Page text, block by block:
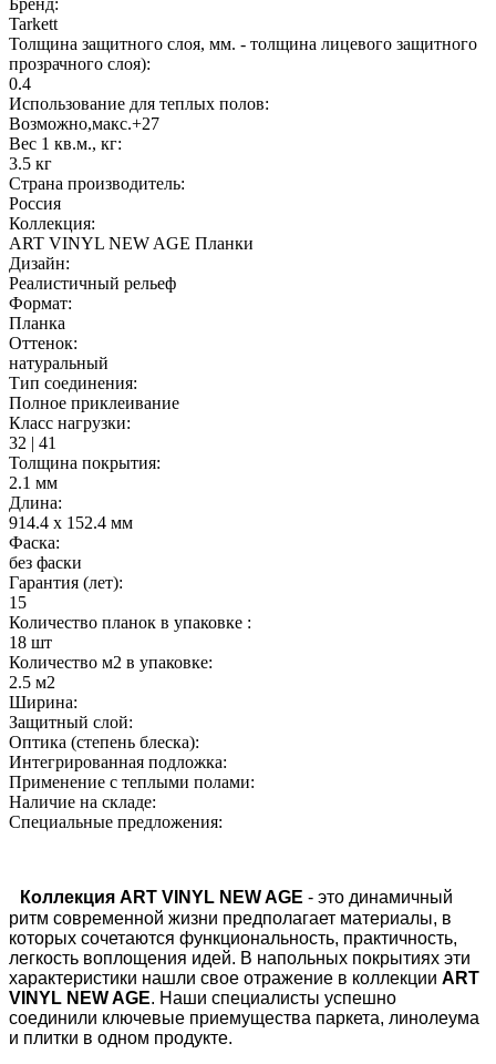
Tarkett
Толщина защитного слоя, мм. - толщина лицевого защитного
прозрачного слоя):
0.4
Использование для теплых полов:
Возможно,макс.+27
Вес 1 кв.м., кг:
3.5 кг
Страна производитель:
Россия
Коллекция:
ART VINYL NEW AGE Планки
Дизайн:
Реалистичный рельеф
Формат:
Планка
Оттенок:
натуральный
Тип соединения:
Полное приклеивание
Класс нагрузки:
32 | 41
Толщина покрытия:
2.1 мм
Длина:
914.4 х 152.4 мм
Фаска:
без фаски
Гарантия (лет):
15
Количество планок в упаковке :
18 шт
Количество м2 в упаковке:
2.5 м2
Ширина:
Защитный слой:
Оптика (степень блеска):
Интегрированная подложка:
Применение с теплыми полами:
Наличие на складе:
Специальные предложения:
Коллекция ART VINYL NEW AGE - это динамичный
ритм современной жизни предполагает материалы, в
которых сочетаются функциональность, практичность,
легкость воплощения идей. В напольных покрытиях эти
характеристики нашли свое отражение в коллекции ART
VINYL NEW AGE. Наши специалисты успешно
соединили ключевые приемущества паркета, линолеума
и плитки в одном продукте.